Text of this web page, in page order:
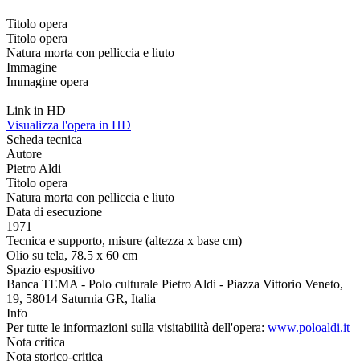
Titolo opera
Titolo opera
Natura morta con pelliccia e liuto
Immagine
Immagine opera
Link in HD
Visualizza l'opera in HD
Scheda tecnica
Autore
Pietro Aldi
Titolo opera
Natura morta con pelliccia e liuto
Data di esecuzione
1971
Tecnica e supporto, misure (altezza x base cm)
Olio su tela, 78.5 x 60 cm
Spazio espositivo
Banca TEMA - Polo culturale Pietro Aldi - Piazza Vittorio Veneto,
19, 58014 Saturnia GR, Italia
Info
Per tutte le informazioni sulla visitabilità dell'opera: www.poloaldi.it
Nota critica
Nota storico-critica